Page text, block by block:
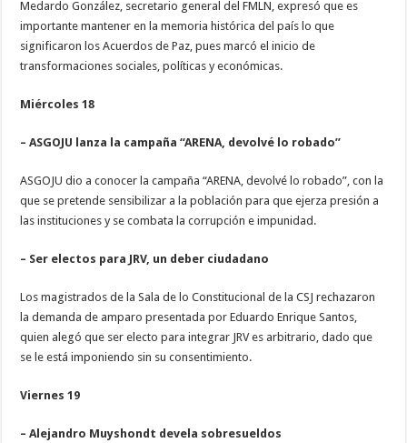
Medardo González, secretario general del FMLN, expresó que es
importante mantener en la memoria histórica del país lo que
significaron los Acuerdos de Paz, pues marcó el inicio de
transformaciones sociales, políticas y económicas.
Miércoles 18
– ASGOJU lanza la campaña “ARENA, devolvé lo robado”
ASGOJU dio a conocer la campaña “ARENA, devolvé lo robado”, con la
que se pretende sensibilizar a la población para que ejerza presión a
las instituciones y se combata la corrupción e impunidad.
– Ser electos para JRV, un deber ciudadano
Los magistrados de la Sala de lo Constitucional de la CSJ rechazaron
la demanda de amparo presentada por Eduardo Enrique Santos,
quien alegó que ser electo para integrar JRV es arbitrario, dado que
se le está imponiendo sin su consentimiento.
Viernes 19
– Alejandro Muyshondt devela sobresueldos